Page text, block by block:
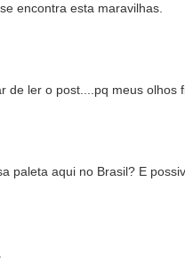
encontra esta maravilhas.
de ler o post....pq meus olhos
paleta aqui no Brasil? E